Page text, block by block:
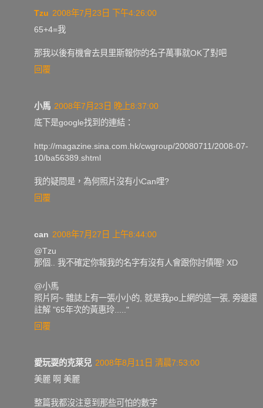
Tzu 2008年7月23日 下午4:26:00
65+4=我
那我以後有機會去貝里斯報你的名子萬事就OK了對吧
回覆
小馬 2008年7月23日 晚上8:37:00
底下是google找到的連結：
http://magazine.sina.com.hk/cwgroup/20080711/2008-07-
10/ba56389.shtml
我的疑問是，為何照片沒有小Can哩?
回覆
can 2008年7月27日 上午8:44:00
@Tzu
那個.. 我不確定你報我的名字有沒有人會跟你討債喔! XD
@小馬
照片阿~ 雜誌上有一張小小的, 就是我po上網的這一張, 旁邊還
註解 "65年次的黃惠玲....."
回覆
愛玩耍的克萊兒 2008年8月11日 清晨7:53:00
美麗 啊 美麗
整篇我都沒注意到那些可怕的數字